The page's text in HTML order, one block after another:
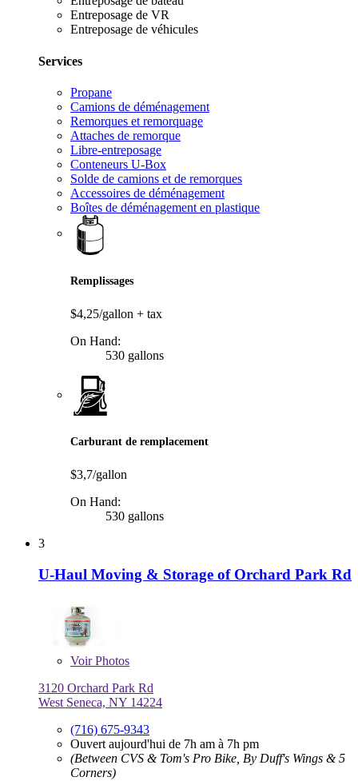
Entreposage de VR
Entreposage de véhicules
Services
Propane
Camions de déménagement
Remorques et remorquage
Attaches de remorque
Libre-entreposage
Conteneurs U-Box
Solde de camions et de remorques
Accessoires de déménagement
Boîtes de déménagement en plastique
Remplissages
$4,25/gallon + tax
On Hand:
530 gallons
Carburant de remplacement
$3,7/gallon
On Hand:
530 gallons
3
U-Haul Moving & Storage of Orchard Park Rd
VoirPhotos
3120 Orchard Park Rd
West Seneca, NY 14224
(716) 675-9343
Ouvert aujourd'hui de 7h am à 7h pm
(Between CVS & Tom's Pro Bike, By Duff's Wings & 5
Corners)